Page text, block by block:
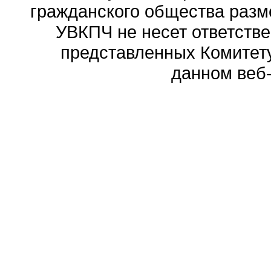
гражданского общества
УВКПЧ не несет
представленных
данном